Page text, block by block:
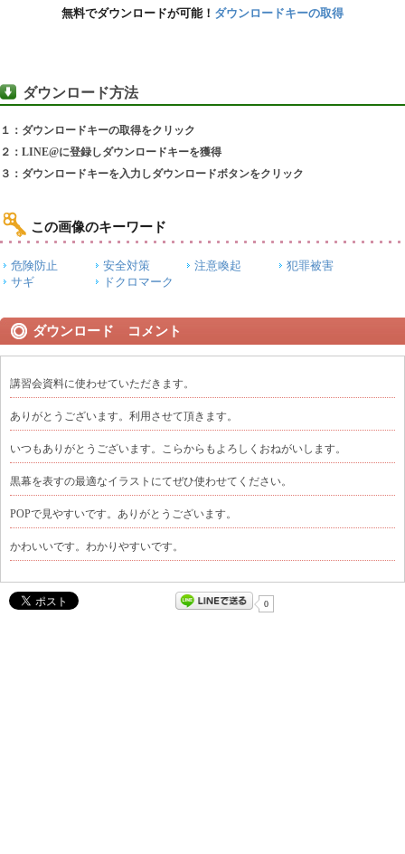
無料でダウンロードが可能！ ダウンロードキーの取得
ダウンロード方法
１：ダウンロードキーの取得をクリック
２：LINE@に登録しダウンロードキーを獲得
３：ダウンロードキーを入力しダウンロードボタンをクリック
この画像のキーワード
危険防止 安全対策 注意喚起
犯罪被害
サギ
ドクロマーク
ダウンロード コメント
講習会資料に使わせていただきます。
ありがとうございます。利用させて頂きます。
いつもありがとうございます。こらからもよろしくおねがいします。
黒幕を表すの最適なイラストにてぜひ使わせてください。
POPで見やすいです。ありがとうございます。
かわいいです。わかりやすいです。
0